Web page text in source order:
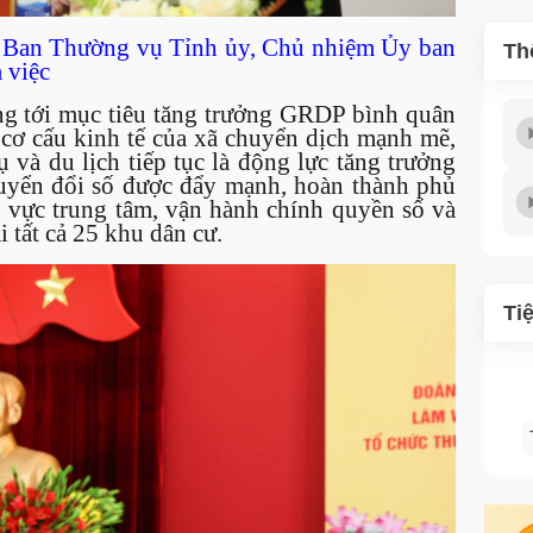
Thường vụ Tỉnh ủy, Chủ nhiệm Ủy ban
việc
tới mục tiêu tăng trưởng GRDP bình quân
cấu kinh tế của xã chuyển dịch mạnh mẽ,
du lịch tiếp tục là động lực tăng trưởng
đổi số được đẩy mạnh, hoàn thành phủ
trung tâm, vận hành chính quyền số và
tất cả 25 khu dân cư.